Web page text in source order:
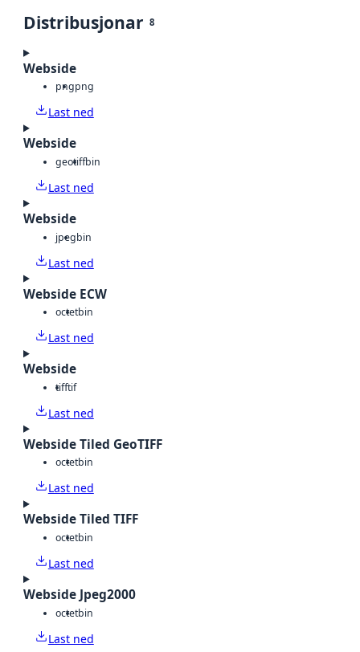
Distribusjonar 8
Webside
pngpng
Last ned
Webside
geotiffbin
Last ned
Webside
jpegbin
Last ned
Webside ECW
octetbin
Last ned
Webside
tifftif
Last ned
Webside Tiled GeoTIFF
octetbin
Last ned
Webside Tiled TIFF
octetbin
Last ned
Webside Jpeg2000
octetbin
Last ned